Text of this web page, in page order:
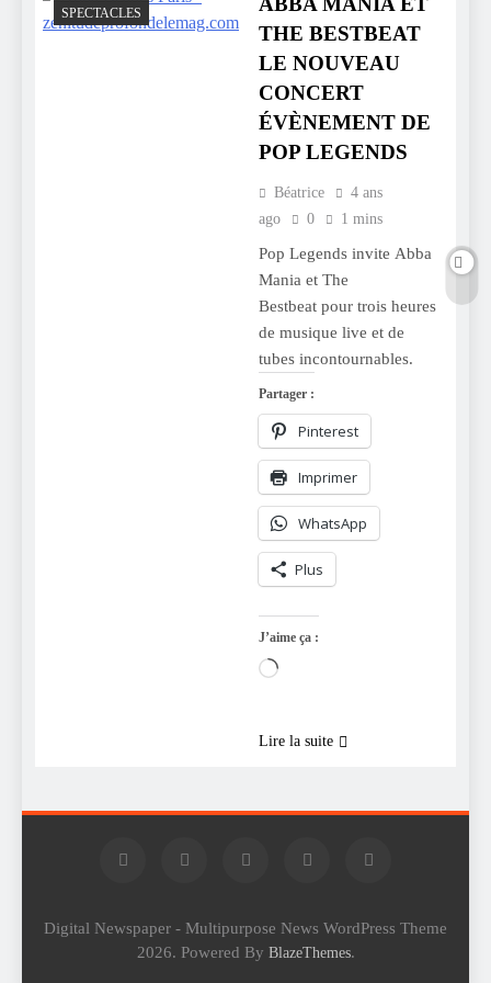
SPECTACLES
THE BESTBEAT
LE NOUVEAU
CONCERT
ÉVÈNEMENT DE
POP LEGENDS
Béatrice
4 ans
ago
0 1 mins
Pop Legends invite Abba
Mania et The
Bestbeat pour trois heures
de musique live et de
tubes incontournables.
Partager :
Pinterest
Imprimer
WhatsApp
Plus
J’aime ça :
Chargement…
Lire la suite
Digital Newspaper - Multipurpose News WordPress Theme
2026. Powered By BlazeThemes.